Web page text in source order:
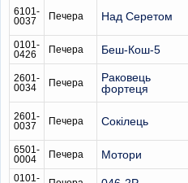
6101-
0037
Печера Над Серетом
0101-
0426
Печера Беш-Кош-5
2601-
0034
Печера
Раковець
фортеця
2601-
0037
Печера Сокілець
6501-
0004
Печера Мотори
0101-